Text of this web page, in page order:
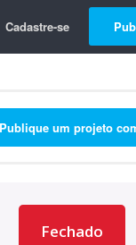
Cadastre-se
Publique um projeto
Fechado